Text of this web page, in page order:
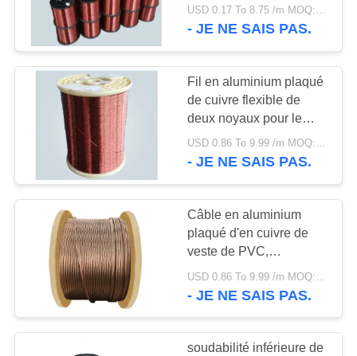
VISITE
D'USINE
CONTRÔLE
QUALITÉ
CONTACTEZ-
NOUS
NOUVELLES
PLAN
câble à isolation
minérale
63
câble électrique
blindé
fil en aluminium, cuivrent
le fil en aluminium
USD 0.17 To 8.75 /m MOQ:500m
- JE NE SAIS PAS.
Fil en aluminium plaqué
de cuivre flexible de
deux noyaux pour le
système de distribution
électrique
USD 0.86 To 9.99 /m MOQ:500m
- JE NE SAIS PAS.
Câble en aluminium
plaqué d'en cuivre de
veste de PVC,
conducteur en
aluminium plaqué de
- JE NE SAIS PAS.
soudabilité inférieure de